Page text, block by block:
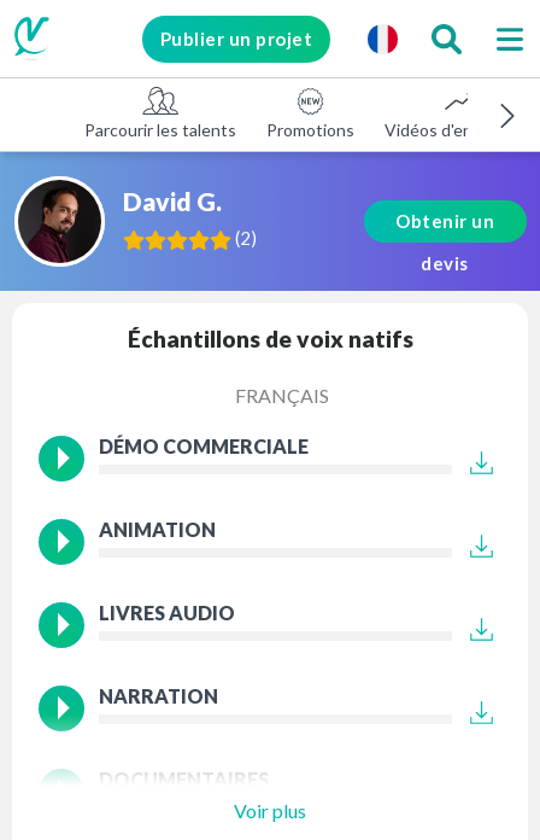
Publier un projet
Parcourir les talents Promotions Vidéos d'entreprise
David G.
(2)
Obtenir un
devis
Échantillons de voix natifs
FRANÇAIS
DÉMO COMMERCIALE
ANIMATION
LIVRES AUDIO
NARRATION
DOCUMENTAIRES
Voir plus